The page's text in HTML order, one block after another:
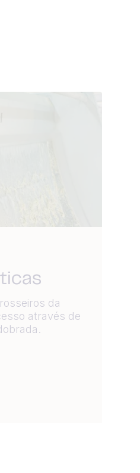
da
através de